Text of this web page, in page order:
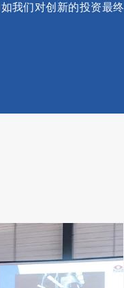
我们对创新的投资最终